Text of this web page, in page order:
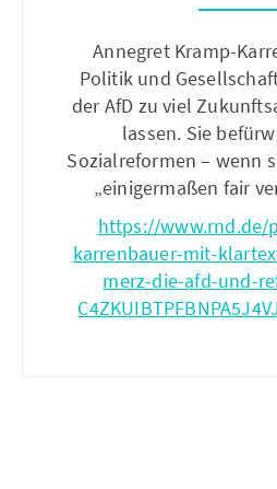
Annegret Kramp-
Politik und
der AfD zu viel
lassen. Sie
Sozialreformen – wenn
„einigermaßen fair
https://
karrenbauer-mit-
merz-die-afd-und-